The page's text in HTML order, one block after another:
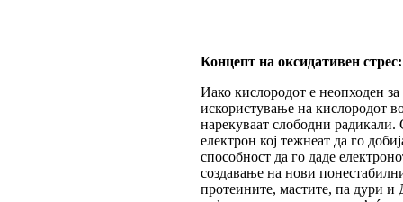
Концепт на оксидативен стрес:
Иако кислородот е неопходен
искористување на кислородот
нарекуваат слободни
електрон кој тежнеат да го
способност да го даде
создавање на нови
протеините, мастите, па дури и